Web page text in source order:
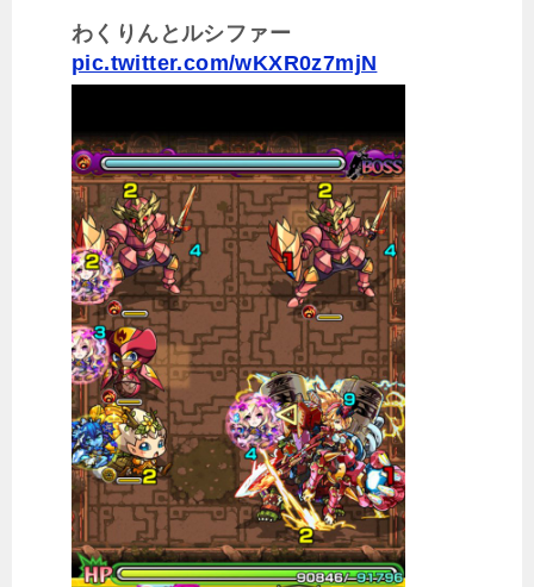
わくりんとルシファー
pic.twitter.com/wKXR0z7mjN